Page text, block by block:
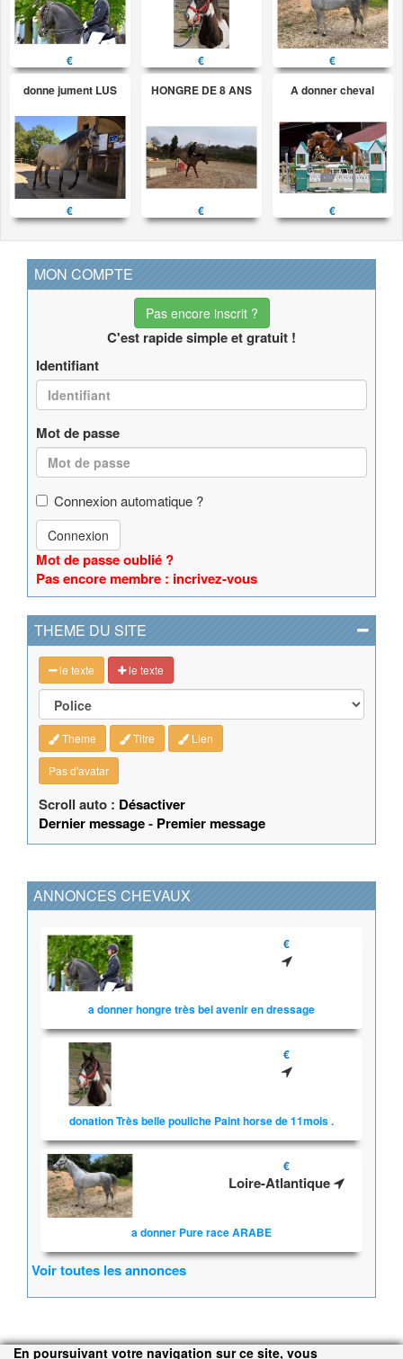
€ €
€
donne jument LUS
€
HONGRE DE 8 ANS
€
A donner cheval
€
MON COMPTE
Pas encore inscrit ?
C'est rapide simple et gratuit !
Identifiant
Mot de passe
Connexion automatique ?
Connexion
Mot de passe oublié ?
Pas encore membre : incrivez-vous
THEME DU SITE
le texte le texte
Theme Titre Lien
Pas d'avatar
Scroll auto : Désactiver
Dernier message- Premier message
ANNONCES CHEVAUX
€
a donner hongre très bel avenir en dressage
€
donation Très belle pouliche Paint horse de 11mois .
€
Loire-Atlantique
a donner Pure race ARABE
Voir toutes les annonces
Accueil Inscription Conditions d'utilisation Contacts
En poursuivant votre navigation sur ce site, vous